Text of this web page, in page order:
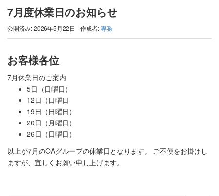
7月度休業日のお知らせ
公開済み: 2026年5月22日 作成者:専務
お客様各位
7月休業日のご案内
5日（日曜日）
12日（日曜日
19日（日曜日）
20日（月曜日）
26日（日曜日）
以上が7月のOAグループの休業日となります。 ご不便をお掛けし
ますが、宜しくお願い申し上げます。